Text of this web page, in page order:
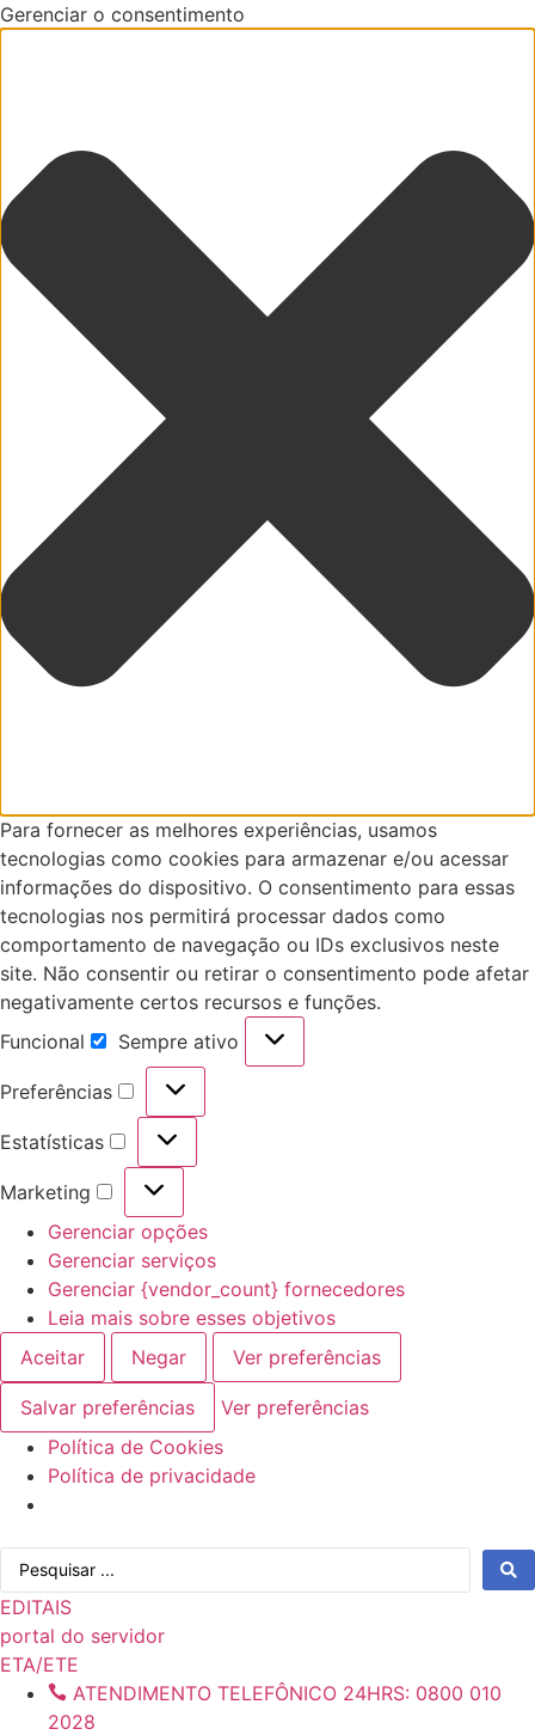
Gerenciar o consentimento
Para fornecer as melhores experiências, usamos
tecnologias como cookies para armazenar e/ou acessar
informações do dispositivo. O consentimento para essas
tecnologias nos permitirá processar dados como
comportamento de navegação ou IDs exclusivos neste
site. Não consentir ou retirar o consentimento pode afetar
negativamente certos recursos e funções.
Funcional
Funcional
Sempre ativo
Preferências
Preferências
Estatísticas
Estatísticas
Marketing
Marketing
Gerenciar opções
Gerenciar serviços
Gerenciar {vendor_count} fornecedores
Leia mais sobre esses objetivos
Aceitar
Negar Ver preferências
Salvar preferências
Ver preferências
Política de Cookies
Política de privacidade
para
o
conteúdo
Pesquisar
EDITAIS
portal do servidor
ETA/ETE
ATENDIMENTO TELEFÔNICO 24HRS: 0800 010
2028